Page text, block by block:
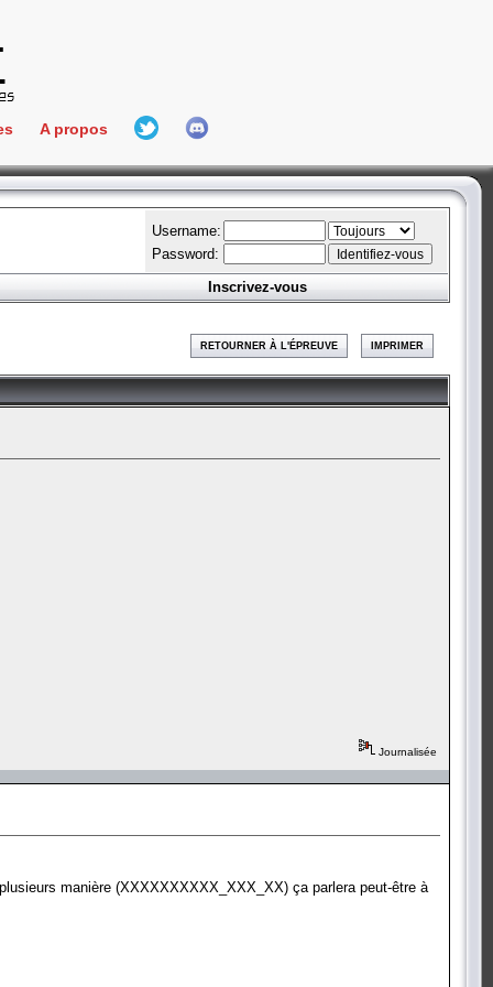
Connect
A propos
L'équipe
Hall Of Fame
Username:
Password:
Inscrivez-vous
RETOURNER À L'ÉPREUVE IMPRIMER
Journalisée
manière (XXXXXXXXXX_XXX_XX) ça parlera peut-être à